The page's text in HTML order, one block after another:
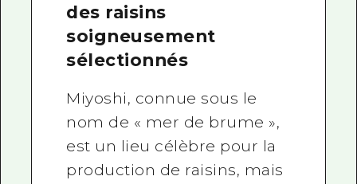
des raisins
soigneusement
sélectionnés
Miyoshi, connue sous le
nom de « mer de brume »,
est un lieu célèbre pour la
production de raisins, mais